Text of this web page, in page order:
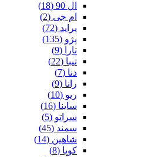
ال 90 (18)
ام جی (2)
پراید (72)
پژو (135)
تارا (9)
تیبا (22)
دنا (7)
رانا (9)
ریو (10)
ساینا (16)
سراتو (5)
سمند (45)
شاهین (14)
کوپا (8)